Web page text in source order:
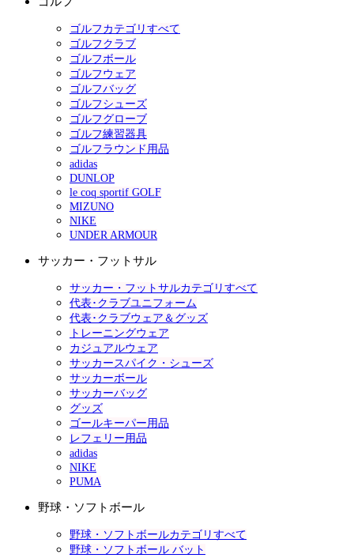
ゴルフカテゴリすべて
ゴルフクラブ
ゴルフボール
ゴルフウェア
ゴルフバッグ
ゴルフシューズ
ゴルフグローブ
ゴルフ練習器具
ゴルフラウンド用品
adidas
DUNLOP
le coq sportif GOLF
MIZUNO
NIKE
UNDER ARMOUR
サッカー・フットサル
サッカー・フットサルカテゴリすべて
代表･クラブユニフォーム
代表･クラブウェア＆グッズ
トレーニングウェア
カジュアルウェア
サッカースパイク・シューズ
サッカーボール
サッカーバッグ
グッズ
ゴールキーパー用品
レフェリー用品
adidas
NIKE
PUMA
野球・ソフトボール
野球・ソフトボールカテゴリすべて
野球・ソフトボール バット